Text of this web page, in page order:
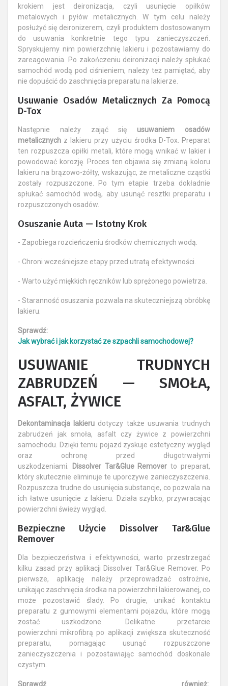
krokiem jest deironizacja, czyli usunięcie opiłków
metalowych i pyłów metalicznych. W tym celu należy
posłużyć się deironizerem, czyli produktem dostosowanym
do usuwania konkretnie tego typu zanieczyszczeń.
Spryskujemy nim powierzchnię lakieru i pozostawiamy do
zareagowania. Po zakończeniu deironizacji należy spłukać
samochód wodą pod ciśnieniem, należy też pamiętać, aby
nie dopuścić do zaschnięcia preparatu na lakierze.
Usuwanie Osadów Metalicznych Za Pomocą
D-Tox
Następnie należy zająć się usuwaniem osadów
metalicznych z lakieru przy użyciu środka D-Tox. Preparat
ten rozpuszcza opiłki metali, które mogą wnikać w lakier i
powodować korozję. Proces ten objawia się zmianą koloru
lakieru na brązowo-żółty, wskazując, że metaliczne cząstki
zostały rozpuszczone. Po tym etapie trzeba dokładnie
spłukać samochód wodą, aby usunąć resztki preparatu i
rozpuszczonych osadów.
Osuszanie Auta — Istotny Krok
- Zapobiega rozcieńczeniu środków chemicznych wodą.
- Chroni wcześniejsze etapy przed utratą efektywności.
- Warto użyć miękkich ręczników lub sprężonego powietrza.
- Staranność osuszania pozwala na skuteczniejszą obróbkę
lakieru.
Sprawdź:
Jak wybrać i jak korzystać ze szpachli samochodowej?
USUWANIE TRUDNYCH
ZABRUDZEŃ — SMOŁA,
ASFALT, ŻYWICE
Dekontaminacja lakieru dotyczy także usuwania trudnych
zabrudzeń jak smoła, asfalt czy żywice z powierzchni
samochodu. Dzięki temu pojazd zyskuje estetyczny wygląd
oraz ochronę przed długotrwałymi
uszkodzeniami.
Dissolver Tar&Glue Remover to preparat,
który skutecznie eliminuje te uporczywe zanieczyszczenia.
Rozpuszcza trudne do usunięcia substancje, co pozwala na
ich łatwe usunięcie z lakieru. Działa szybko, przywracając
powierzchni świeży wygląd.
Bezpieczne Użycie Dissolver Tar&Glue
Remover
Dla bezpieczeństwa i efektywności, warto przestrzegać
kilku zasad przy aplikacji Dissolver Tar&Glue Remover. Po
pierwsze, aplikację należy przeprowadzać ostrożnie,
unikając zaschnięcia środka na powierzchni lakierowanej, co
może pozostawić ślady. Po drugie, unikać kontaktu
preparatu z gumowymi elementami pojazdu, które mogą
zostać uszkodzone. Delikatne przetarcie
powierzchni mikrofibrą po aplikacji zwiększa skuteczność
preparatu, pomagając usunąć rozpuszczone
zanieczyszczenia i pozostawiając samochód doskonale
czystym.
Sprawdź również: